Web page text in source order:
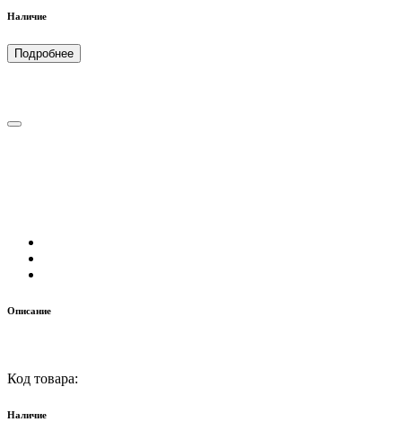
Наличие
Подробнее
Описание
Код товара:
Наличие